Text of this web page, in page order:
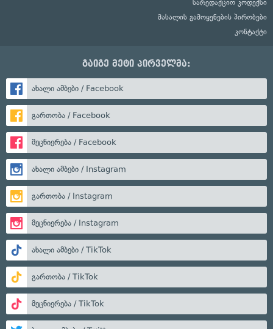
სარედაქციო კოდექსი
მასალის გამოყენების პირობები
კონტაქტი
გაიგე მეტი პირველმა:
ახალი ამბები / Facebook
გართობა / Facebook
მეცნიერება / Facebook
ახალი ამბები / Instagram
გართობა / Instagram
მეცნიერება / Instagram
ახალი ამბები / TikTok
გართობა / TikTok
მეცნიერება / TikTok